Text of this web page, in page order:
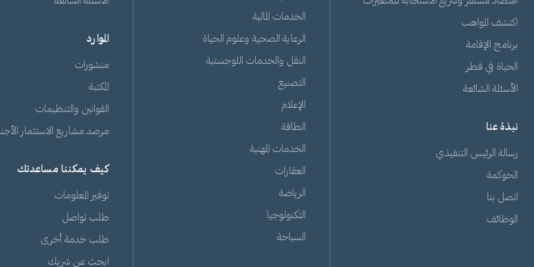
اكتشف المواهب
برنامج الإقامة
الحياة في قطر
الأسئلة الشائعة
نبذة عنا
رسالة الرئيس التنفيذي
الحوكمة
اتصل بنا
الوظائف
الخدمات المالية
الرعاية الصحية وعلوم الحياة
النقل والخدمات اللوجستية
التصنيع
الإعلام
الطاقة
الخدمات المهنية
العقارات
الرياضة
التكنولوجيا
السياحة
الموارد
منشورات
المكتبة
القوانين والتنظيمات
مرصد مشاريع الاستثمار
كيف يمكننا مساعدتك
توفير المعلومات
طلب تواصل
طلب خدمة أخرى
ابحث عن شريك